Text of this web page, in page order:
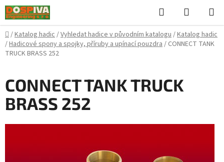
Přejít
na
obsah
Hledat
KOŠÍK
Domů
/Katalog hadic/Vyhledat hadice v původním katalogu/Katalog hadic
/Hadicové spony a spojky, příruby a upínací pouzdra/ CONNECT TANK
TRUCK BRASS 252
CONNECT TANK TRUCK
BRASS 252